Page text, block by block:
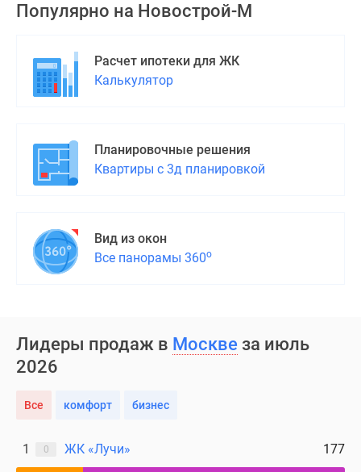
Популярно на Новострой-М
Расчет ипотеки для ЖК
Калькулятор
Планировочные решения
Квартиры с 3д планировкой
Вид из окон
Все панорамы 360о
Лидеры продаж в Москве за июль
2026
Все комфорт бизнес
1 0 ЖК «Лучи» 177